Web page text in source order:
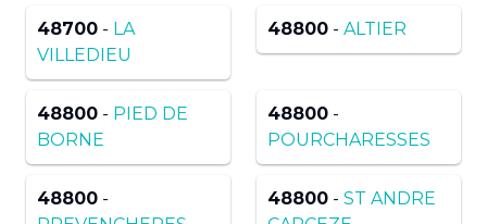
48700 - LA
VILLEDIEU
48800 - ALTIER
48800 - PIED DE
BORNE
48800 -
POURCHARESSES
48800 -
48800 - ST ANDRE